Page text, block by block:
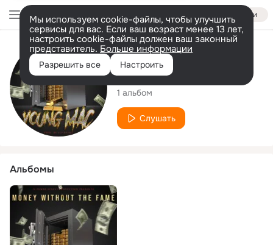
Войти
Мы используем cookie-файлы, чтобы улучшить
сервисы для вас. Если ваш возраст менее 13 лет,
настроить cookie-файлы должен ваш законный
представитель. Больше информации
Разрешить все Настроить
Исполнитель
YoungMac
1 альбом
Слушать
Альбомы